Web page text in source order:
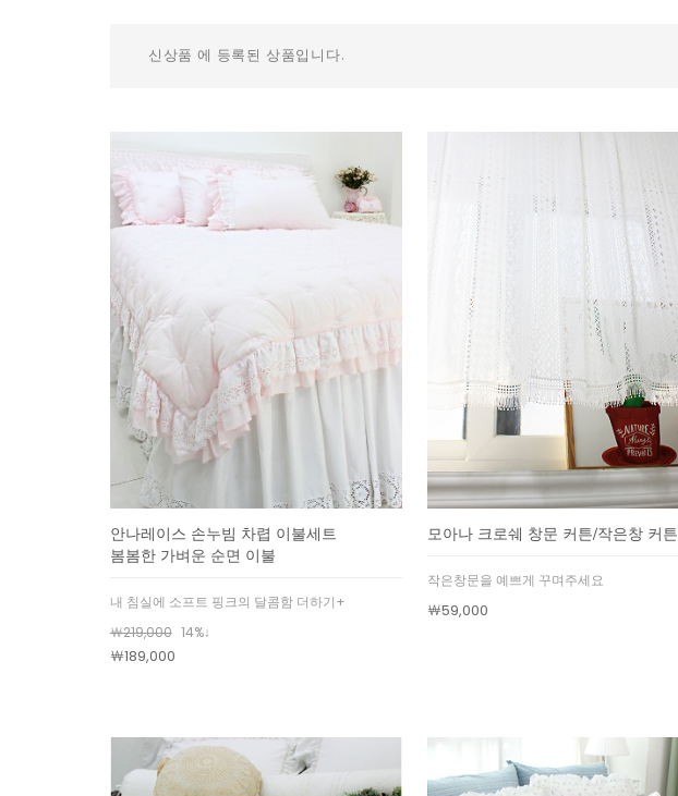
신상품 에 등록된 상품입니다.
안나레이스 손누빔 차렵 이불세트
봄봄한 가벼운 순면 이불
내 침실에 소프트 핑크의 달콤함 더하기+
￦219,000 14%↓
￦189,000
모아나 크로쉐 창문 커튼/작은창 커튼
작은창문을 예쁘게 꾸며주세요
￦59,000